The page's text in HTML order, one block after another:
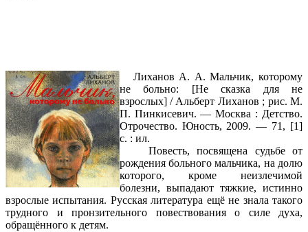
Лиханов А. А. Мальчик, которому
не больно: [Не сказка для не
взрослых] / Альберт Лиханов ; рис. М.
П. Пинкисевич. — Москва : Детство.
Отрочество. Юность, 2009. — 71, [1]
с. : ил.
Повесть, посвящена судьбе от
рождения больного мальчика, на долю
которого, кроме неизлечимой
болезни, выпадают тяжкие, истинно
взрослые испытания. Русская литература ещё не знала такого
трудного и пронзительного повествования о силе духа,
обращённого к детям.